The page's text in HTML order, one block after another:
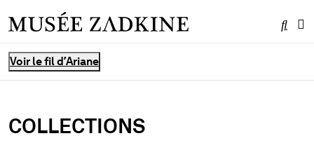
Vous êtes ici :
Voir le fil d’Ariane
COLLECTIONS